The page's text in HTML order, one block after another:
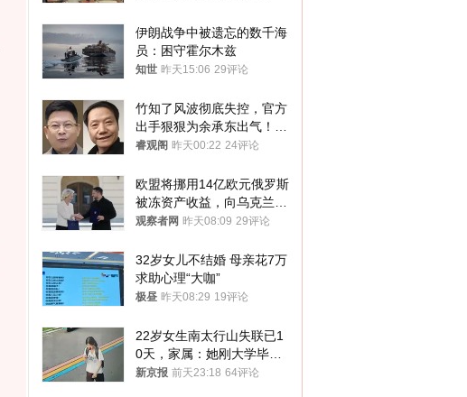
伊朗战争中被遗忘的数千海
员：困守霍尔木兹
知世 昨天15:06 29评论
竹知了风波彻底失控，官方
出手狠狠为余承东出气！雷
军果然没说错
睿观阁 昨天00:22 24评论
欧盟将挪用14亿欧元俄罗斯
被冻资产收益，向乌克兰提
供援助
观察者网 昨天08:09 29评论
32岁女儿不结婚 母亲花7万
求助心理“大咖”
极昼 昨天08:29 19评论
22岁女生南太行山失联已1
0天，家属：她刚大学毕业
想到山里旅行
新京报 前天23:18 64评论